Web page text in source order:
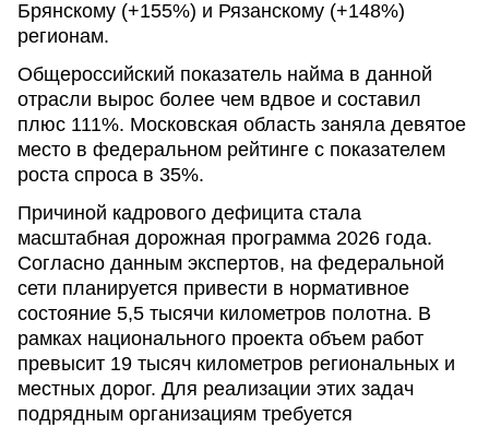
Брянскому (+155%) и Рязанскому (+148%)
регионам.
Общероссийский показатель найма в данной
отрасли вырос более чем вдвое и составил
плюс 111%. Московская область заняла девятое
место в федеральном рейтинге с показателем
роста спроса в 35%.
Причиной кадрового дефицита стала
масштабная дорожная программа 2026 года.
Согласно данным экспертов, на федеральной
сети планируется привести в нормативное
состояние 5,5 тысячи километров полотна. В
рамках национального проекта объем работ
превысит 19 тысяч километров региональных и
местных дорог. Для реализации этих задач
подрядным организациям требуется